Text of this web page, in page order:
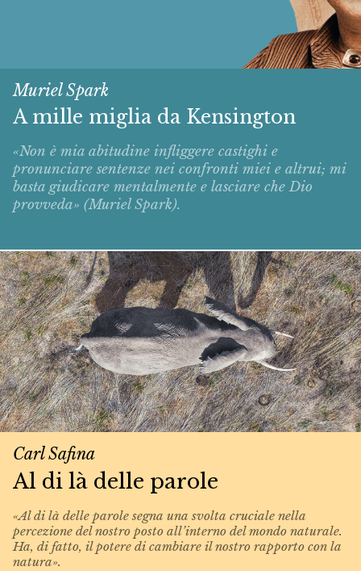
Muriel Spark
A mille miglia da Kensington
«Non è mia abitudine infliggere castighi e
pronunciare sentenze nei confronti miei e altrui; mi
basta giudicare mentalmente e lasciare che Dio
provveda» (Muriel Spark).
Carl Safina
Al di là delle parole
«Al di là delle parole segna una svolta cruciale nella
percezione del nostro posto all’interno del mondo naturale.
Ha, di fatto, il potere di cambiare il nostro rapporto con la
natura».